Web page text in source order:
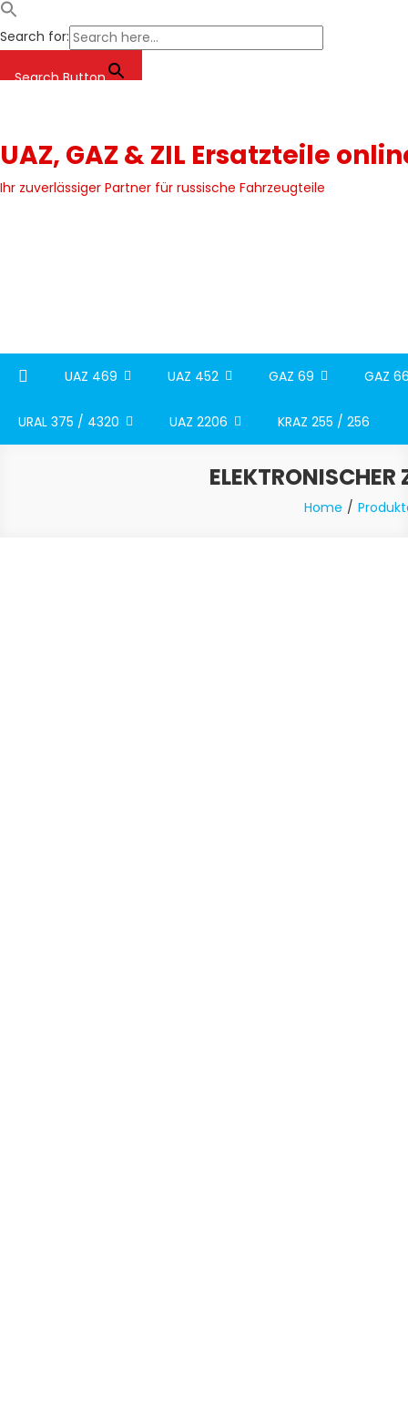
Search for:
Search Button
UAZ, GAZ & ZIL Ersatzteile
Ihr zuverlässiger Partner für russische Fahrzeugteile
UAZ 469 UAZ 452 GAZ 69 GAZ
URAL 375 / 4320 UAZ 2206 KRAZ 255 / 256
Home